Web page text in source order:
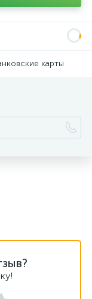
карты